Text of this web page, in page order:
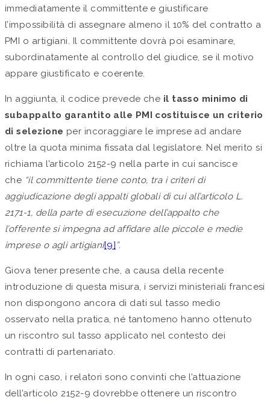
immediatamente il committente e giustificare
l’impossibilità di assegnare almeno il 10% del contratto a
PMI o artigiani. Il committente dovrà poi esaminare,
subordinatamente al controllo del giudice, se il motivo
appare giustificato e coerente.
In aggiunta, il codice prevede che il tasso minimo di
subappalto garantito alle PMI costituisce un criterio
di selezione per incoraggiare le imprese ad andare
oltre la quota minima fissata dal legislatore. Nel merito si
richiama l’articolo 2152-9 nella parte in cui sancisce
che “il committente tiene conto, tra i criteri di
aggiudicazione degli appalti globali di cui all’articolo L.
2171-1, della parte di esecuzione dell’appalto che
l’offerente si impegna ad affidare alle piccole e medie
imprese o agli artigiani[9] ”.
Giova tener presente che, a causa della recente
introduzione di questa misura, i servizi ministeriali francesi
non dispongono ancora di dati sul tasso medio
osservato nella pratica, né tantomeno hanno ottenuto
un riscontro sul tasso applicato nel contesto dei
contratti di partenariato.
In ogni caso, i relatori sono convinti che l’attuazione
dell’articolo 2152-9 dovrebbe ottenere un riscontro